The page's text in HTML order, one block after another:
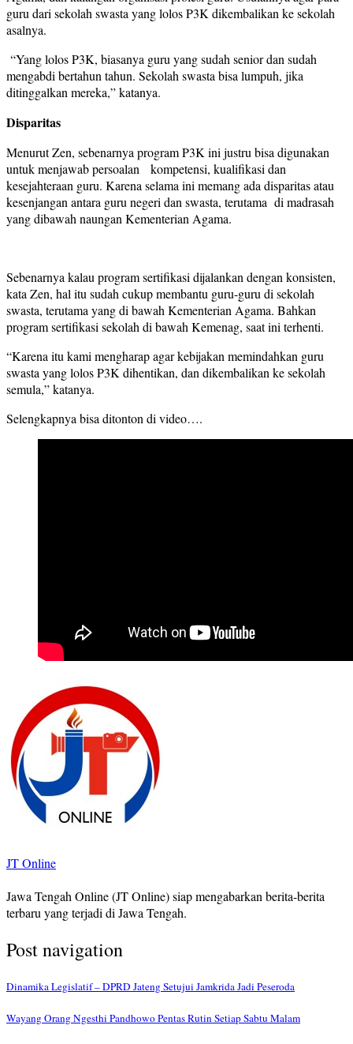
guru dari sekolah swasta yang lolos P3K dikembalikan ke sekolah
asalnya.
“Yang lolos P3K, biasanya guru yang sudah senior dan sudah
mengabdi bertahun tahun. Sekolah swasta bisa lumpuh, jika
ditinggalkan mereka,” katanya.
Disparitas
Menurut Zen, sebenarnya program P3K ini justru bisa digunakan
untuk menjawab persoalan kompetensi, kualifikasi dan
kesejahteraan guru. Karena selama ini memang ada disparitas atau
kesenjangan antara guru negeri dan swasta, terutama di madrasah
yang dibawah naungan Kementerian Agama.
Sebenarnya kalau program sertifikasi dijalankan dengan konsisten,
kata Zen, hal itu sudah cukup membantu guru-guru di sekolah
swasta, terutama yang di bawah Kementerian Agama. Bahkan
program sertifikasi sekolah di bawah Kemenag, saat ini terhenti.
“Karena itu kami mengharap agar kebijakan memindahkan guru
swasta yang lolos P3K dihentikan, dan dikembalikan ke sekolah
semula,” katanya.
Selengkapnya bisa ditonton di video….
JT Online
Jawa Tengah Online (JT Online) siap mengabarkan berita-berita
terbaru yang terjadi di Jawa Tengah.
Post navigation
Dinamika Legislatif – DPRD Jateng Setujui Jamkrida Jadi Peseroda
Wayang Orang Ngesthi Pandhowo Pentas Rutin Setiap Sabtu Malam